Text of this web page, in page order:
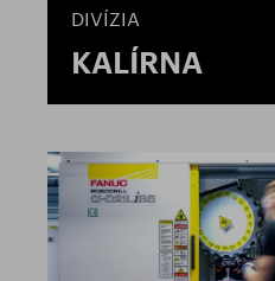
DIVÍZIA
KALÍRNA